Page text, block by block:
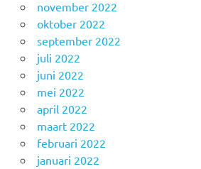
november 2022
oktober 2022
september 2022
juli 2022
juni 2022
mei 2022
april 2022
maart 2022
februari 2022
januari 2022